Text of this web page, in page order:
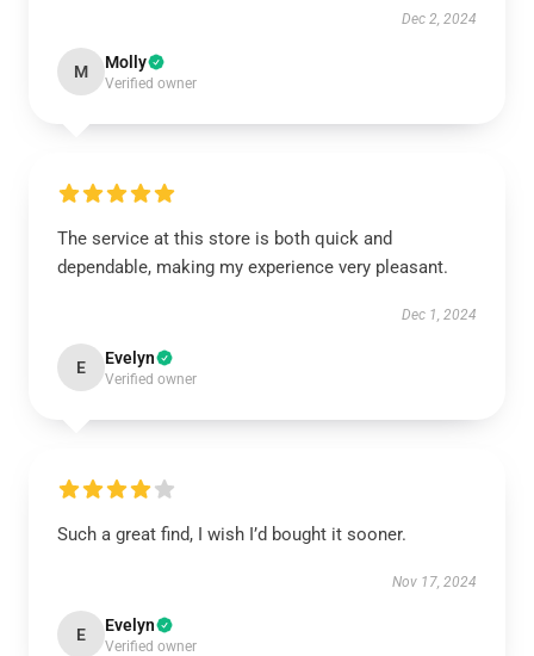
Dec 2, 2024
M Molly
Verified owner
The service at this store is both quick and
dependable, making my experience very pleasant.
Dec 1, 2024
E Evelyn
Verified owner
Such a great find, I wish I’d bought it sooner.
Nov 17, 2024
E Evelyn
Verified owner